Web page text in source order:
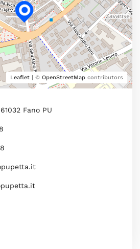
Leaflet | © OpenStreetMap contributors
Fano PU